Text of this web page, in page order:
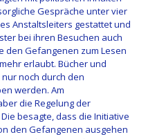
Gespräche unter vier
Anstaltsleiters gestattet und
bei ihren Besuchen auch
den Gefangenen zum Lesen
erlaubt. Bücher und
noch durch den
werden. Am
die Regelung der
besagte, dass die Initiative
den Gefangenen ausgehen